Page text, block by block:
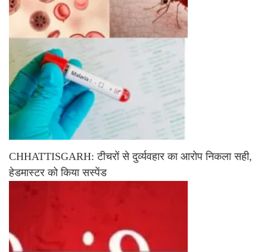
CHHATTISGARH: टीचरों से दुर्व्यवहार का आरोप निकला सही,
हेडमास्टर को किया सस्पेंड